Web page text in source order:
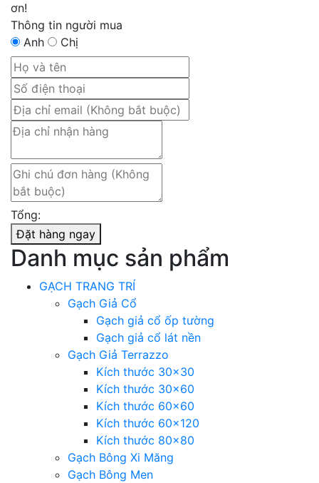
ơn!
Thông tin người mua
Anh
Chị
Tổng:
Đặt hàng ngay
Danh mục sản phẩm
GẠCH TRANG TRÍ
Gạch Giả Cổ
Gạch giả cổ ốp tường
Gạch giả cổ lát nền
Gạch Giả Terrazzo
Kích thước 30×30
Kích thước 30×60
Kích thước 60×60
Kích thước 60×120
Kích thước 80×80
Gạch Bông Xi Măng
Gạch Bông Men